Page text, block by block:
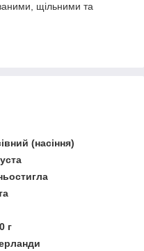
щільними та
(насіння)
г